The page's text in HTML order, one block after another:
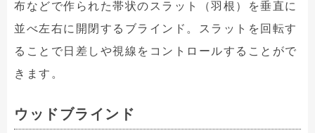
布などで作られた帯状のスラット（羽根）を垂直に
並べ左右に開閉するブラインド。スラットを回転す
ることで日差しや視線をコントロールすることがで
きます。
ウッドブラインド